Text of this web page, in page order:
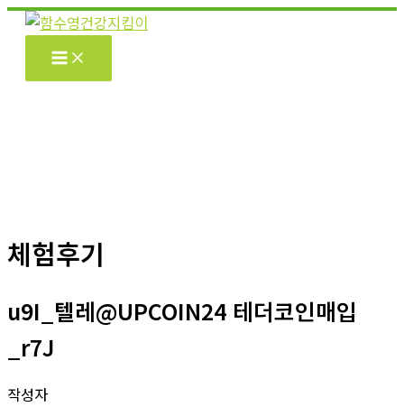
콘
체험후기
u9I_텔레@UPCOIN24 테더코인매입
_r7J
작성자